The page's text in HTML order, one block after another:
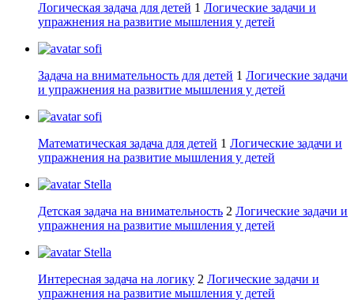
Логическая задача для детей 1 Логические задачи и
упражнения на развитие мышления у детей
sofi
Задача на внимательность для детей 1 Логические задачи
и упражнения на развитие мышления у детей
sofi
Математическая задача для детей 1 Логические задачи и
упражнения на развитие мышления у детей
Stella
Детская задача на внимательность 2 Логические задачи и
упражнения на развитие мышления у детей
Stella
Интересная задача на логику 2 Логические задачи и
упражнения на развитие мышления у детей